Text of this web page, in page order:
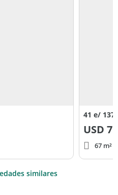
41 e/ 137
USD
67 m²
similares